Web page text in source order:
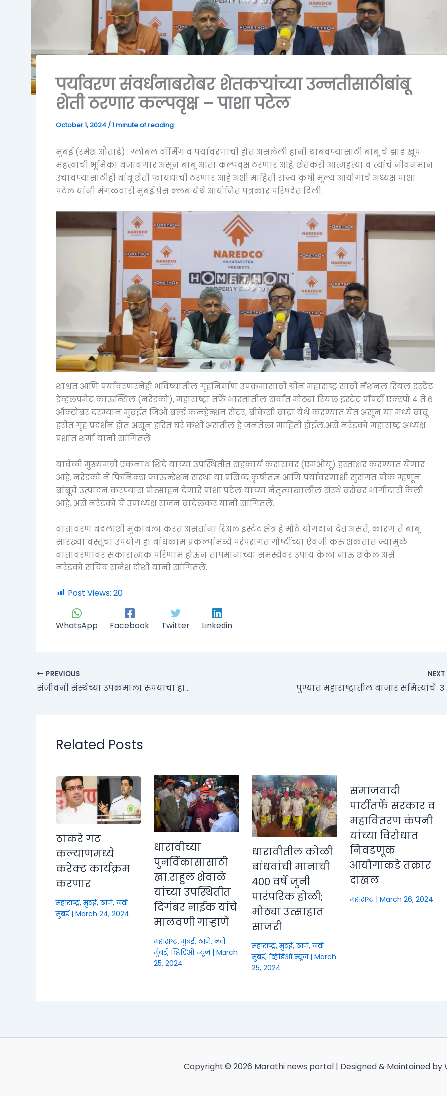
पर्यावरण संवर्धनाबरोबर शेतकऱ्यांच्या उन्नतीसाठीबांबू
शेती ठरणार कल्पवृक्ष – पाशा पटेल
October 1, 2024 /1 minute of reading
मुंबई (रमेश औताडे) : ग्लोबल वॉर्मिंग व पर्यावरणाची होत असलेली हानी थांबवण्यासाठी बांबू चे झाड खूप
महत्वाची भूमिका बजावणार असून बांबू आता कल्पवृक्ष ठरणार आहे. शेतकरी आत्महत्या व त्यांचे जीवनमान
उंचावण्यासाठीही बांबू शेती फायद्याची ठरणार आहे अशी माहिती राज्य कृषी मूल्य आयोगाचे अध्यक्ष पाशा
पटेल यांनी मंगळवारी मुंबई प्रेस क्लब येथे आयोजित पत्रकार परिषदेत दिली.
शाश्वत आणि पर्यावरणस्नेही भविष्यातील गृहनिर्माण उपक्रमासाठी ग्रीन महाराष्ट्र साठी नॅशनल रियल इस्टेट
डेव्हलपमेंट काऊन्सिल (नरेडको), महाराष्ट्रा तर्फे भारतातील सर्वांत मोठ्या रियल इस्टेट प्रॉपर्टी एक्स्पो ४ ते ६
ऑक्टोबर दरम्यान मुंबईत जिओ बर्ल्ड कन्व्हेन्शन सेंटर, बीकेसी बांद्रा येथे करण्यात येत असून या मध्ये बांबू
हरीत गृह प्रदर्शन होत असून हरित घरे कशी असतील हे जनतेला माहिती होईल.असे नरेडको महाराष्ट्र अध्यक्ष
प्रशांत शर्मा यांनी सांगितले
यावेळी मुख्यमंत्री एकनाथ शिंदे यांच्या उपस्थितीत सहकार्य करारावर (एमओयू) हस्ताक्षर करण्यात येणार
आहे. नरेडको ने फिनिक्स फाऊन्डेशन संस्था या प्रसिध्द कृषीतज्ञ आणि पर्यावरणाशी सुसंगत पीक म्हणून
बांबूचे उत्पादन करण्यास प्रोत्साहन देणारे पाशा पटेल यांच्या नेतृत्वाखालील संस्थे बरोबर भागीदारी केली
आहे. असे नरेडको चे उपाध्यक्ष राजन बांदेलकर यांनी सांगितले.
वातावरण बदलाशी मुकाबला करत असतांना रिअल इस्टेट क्षेत्र हे मोठे योगदान देत असते, कारण ते बांबू
सारख्या वस्तूंचा उपयोग हा बांधकाम प्रकल्पांमध्ये परंपरागत गोष्टींच्या ऐवजी करु शकतात ज्यामुळे
वातावरणावर सकारात्मक परिणाम होऊन तापमानाच्या समस्येवर उपाय केला जाऊ शकेल असे
नरेडको सचिव राजेश दोशी यांनी सांगितले.
Post Views: 20
WhatsApp Facebook Twitter Linkedin
PREVIOUS
संजीवनी संस्थेच्या उपक्रमाला रुपयाचा हातभार, गरीबासाठी अन्न पोटभर -श्री रवींद्र कांबळे
NEXT
पुण्यात
Related Posts
ठाकरे गट
कल्याणमध्ये
करेक्ट कार्यक्रम
करणार
महाराष्ट्र,मुंबई, ठाणे, नवी
मुंबई| March 24, 2024
धारावीच्या
पुनर्विकासासाठी
खा.राहुल शेवाळे
यांच्या उपस्थितीत
दिगंबर नाईक यांचे
मालवणी गाऱ्हाणे
महाराष्ट्र,मुंबई, ठाणे, नवी
मुंबई,व्हिडिओ न्यूज|March
25, 2024
धारावीतील कोळी
बांधवांची मानाची
४०० वर्षे जुनी
पारंपरिक होळी;
मोठ्या उत्साहात
साजरी
महाराष्ट्र,मुंबई, ठाणे, नवी
मुंबई, व्हिडिओ न्यूज| March
25, 2024
समाजवादी
पार्टीतर्फे सरकार व
महावितरण कंपनी
यांच्या विरोधात
निवडणूक
आयोगाकडे तक्रार
दाखल
महाराष्ट्र| March 26, 2024
Copyright © 2026 Marathi news portal | Designed & Maintained by